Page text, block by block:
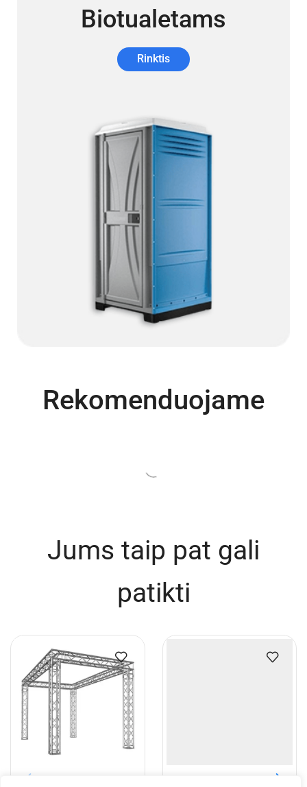
Biotualetams
Rinktis
Rekomenduojame
Dirigento pakyla 1x1m, su
tvorele ir 40cm kojomis
Į krepšelį
GPP Stages Podestas
Jums taip pat gali